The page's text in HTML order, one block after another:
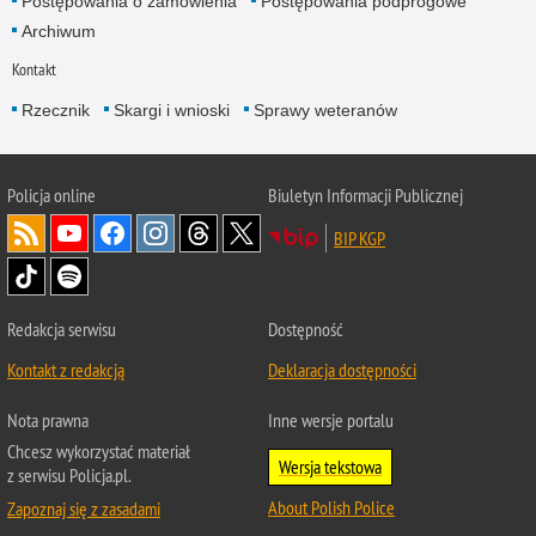
Archiwum
Kontakt
Rzecznik Skargi i wnioski Sprawy weteranów
Policjaonline
Biuletyn Informacji Publicznej
BIP KGP
Redakcja serwisu
Kontakt z redakcją
Dostępność
Deklaracja dostępności
Nota prawna
Chcesz wykorzystać materiał
z serwisu Policja.pl.
Zapoznaj się z zasadami
Inne wersje portalu
Wersja tekstowa
About Polish Police